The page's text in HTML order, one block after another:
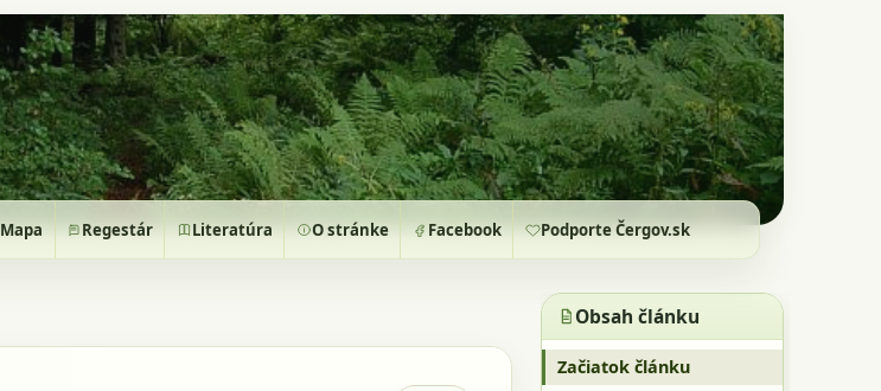
Mapa Regestár Literatúra O stránke Facebook Podporte Čergov.sk
Obsah článku
Začiatok článku